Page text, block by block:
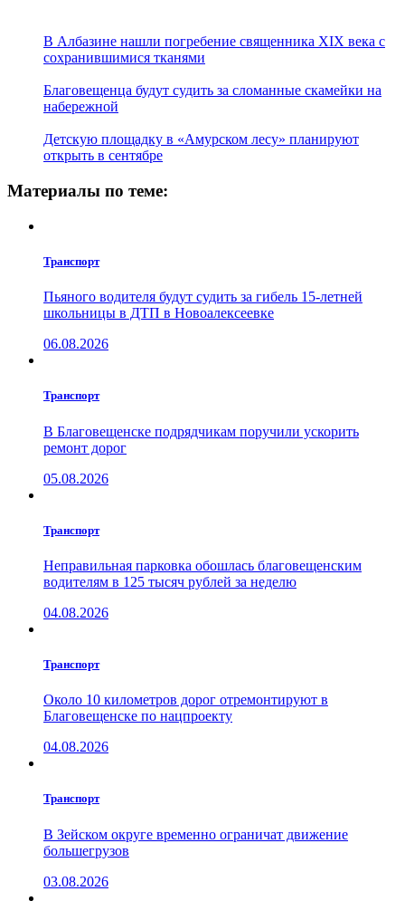
В Албазине нашли погребение священника XIX века с
сохранившимися тканями
Благовещенца будут судить за сломанные скамейки на
набережной
Детскую площадку в «Амурском лесу» планируют
открыть в сентябре
Материалы по теме:
Транспорт
Пьяного водителя будут судить за гибель 15-летней
школьницы в ДТП в Новоалексеевке
06.08.2026
Транспорт
В Благовещенске подрядчикам поручили ускорить
ремонт дорог
05.08.2026
Транспорт
Неправильная парковка обошлась благовещенским
водителям в 125 тысяч рублей за неделю
04.08.2026
Транспорт
Около 10 километров дорог отремонтируют в
Благовещенске по нацпроекту
04.08.2026
Транспорт
В Зейском округе временно ограничат движение
большегрузов
03.08.2026